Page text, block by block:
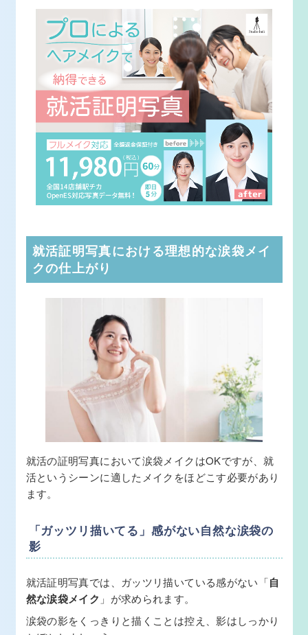
就活証明写真における理想的な涙袋メイ
クの仕上がり
就活の証明写真において涙袋メイクはOKですが、就
活というシーンに適したメイクをほどこす必要があり
ます。
「ガッツリ描いてる」感がない自然な涙袋の
影
就活証明写真では、ガッツリ描いている感がない「自
然な涙袋メイク 」が求められます。
涙袋の影をくっきりと描くことは控え、影はしっかり